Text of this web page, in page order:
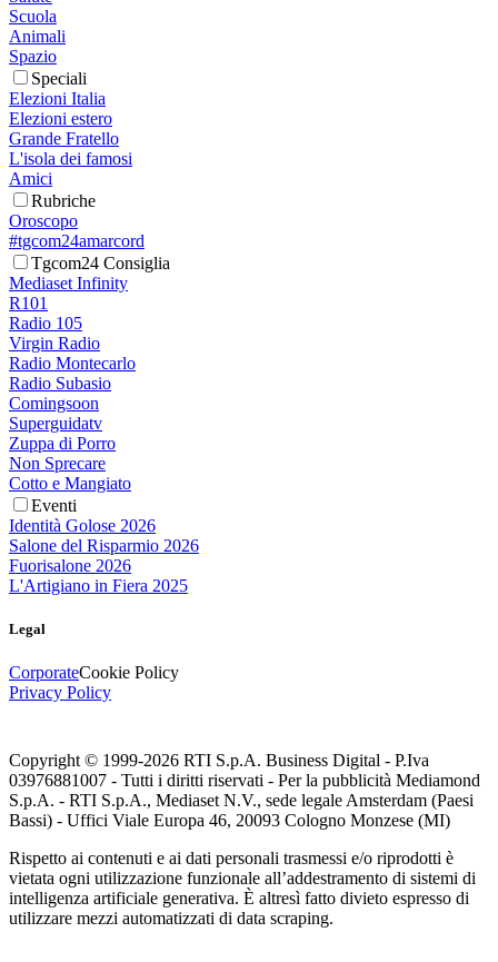
Scuola
Animali
Spazio
Speciali
Elezioni Italia
Elezioni estero
Grande Fratello
L'isola dei famosi
Amici
Rubriche
Oroscopo
#tgcom24amarcord
Tgcom24 Consiglia
Mediaset Infinity
R101
Radio 105
Virgin Radio
Radio Montecarlo
Radio Subasio
Comingsoon
Superguidatv
Zuppa di Porro
Non Sprecare
Cotto e Mangiato
Eventi
Identità Golose 2026
Salone del Risparmio 2026
Fuorisalone 2026
L'Artigiano in Fiera 2025
Legal
CorporateCookie Policy
Privacy Policy
Copyright © 1999-2026 RTI S.p.A. Business Digital - P.Iva
03976881007 - Tutti i diritti riservati - Per la pubblicità Mediamond
S.p.A. - RTI S.p.A., Mediaset N.V., sede legale Amsterdam (Paesi
Bassi) - Uffici Viale Europa 46, 20093 Cologno Monzese (MI)
Rispetto ai contenuti e ai dati personali trasmessi e/o riprodotti è
vietata ogni utilizzazione funzionale all’addestramento di sistemi di
intelligenza artificiale generativa. È altresì fatto divieto espresso di
utilizzare mezzi automatizzati di data scraping.